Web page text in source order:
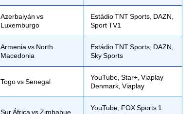
Azerbaiyán vs
Luxemburgo
Estádio TNT Sports, DAZN,
Sport TV1
Armenia vs North
Macedonia
Estádio TNT Sports, DAZN,
Sky Sports
Togo vs Senegal
YouTube, Star+, Viaplay
Denmark, Viaplay
Sur África vs Zimbabue
YouTube, FOX Sports 1